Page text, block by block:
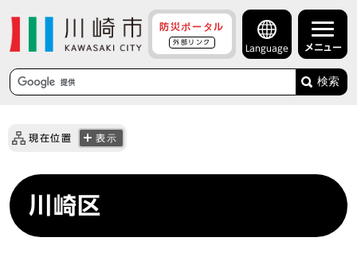
防災ポータル
外部リンク
Language メニュー
検索
現在位置 表示
川崎区